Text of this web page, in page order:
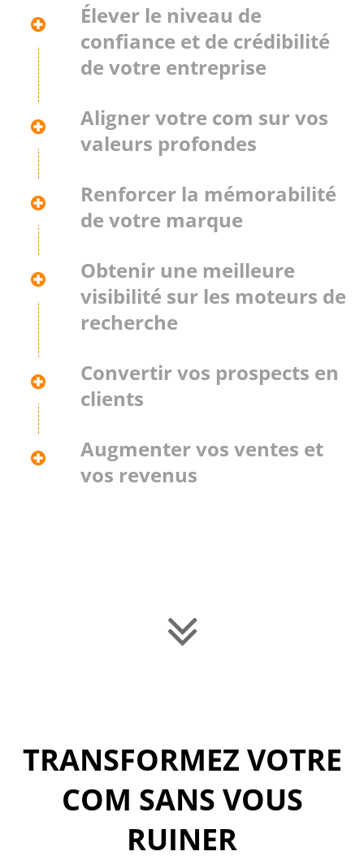
Élever le niveau de
confiance et de crédibilité
de votre entreprise
Aligner votre com sur vos
valeurs profondes
Renforcer la mémorabilité
de votre marque
Obtenir une meilleure
visibilité sur les moteurs de
recherche
Convertir vos prospects en
clients
Augmenter vos ventes et
vos revenus
TRANSFORMEZ VOTRE
COM SANS VOUS
RUINER